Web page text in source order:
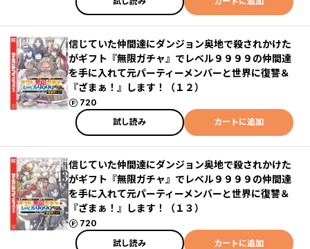
信じていた仲間達にダンジョン奥地で殺されかけた
がギフト『無限ガチャ』でレベル９９９９の仲間達
を手に入れて元パーティーメンバーと世界に復讐＆
『ざまぁ！』します！（１２）
720
ポイント
試し読み
カートに追加
信じていた仲間達にダンジョン奥地で殺されかけた
がギフト『無限ガチャ』でレベル９９９９の仲間達
を手に入れて元パーティーメンバーと世界に復讐＆
『ざまぁ！』します！（１３）
720
ポイント
試し読み
カートに追加